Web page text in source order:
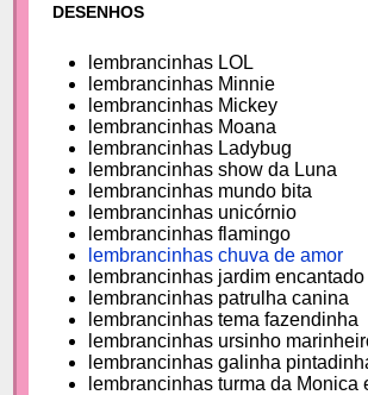
DESENHOS
lembrancinhas LOL
lembrancinhas Minnie
lembrancinhas Mickey
lembrancinhas Moana
lembrancinhas Ladybug
lembrancinhas show da Luna
lembrancinhas mundo bita
lembrancinhas unicórnio
lembrancinhas flamingo
lembrancinhas chuva de amor
lembrancinhas jardim encantado
lembrancinhas patrulha canina
lembrancinhas tema fazendinha
lembrancinhas ursinho
lembrancinhas galinha
lembrancinhas turma da Monica